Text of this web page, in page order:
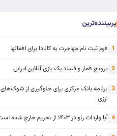
پربیننده‌ترین
1 فرم ثبت نام مهاجرت به کانادا برای افغانها
2 ترویج قمار و فساد یک بازی آنلاین ایرانی
3 برنامه بانک مرکزی برای جلوگیری از شوک‌های
ارزی
4 آیا واردات رنو در ۱۴۰۳ از تحریم خارج شده است؟